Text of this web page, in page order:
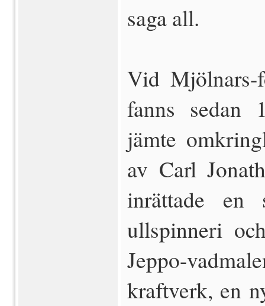
saga all.
Vid Mjölnars-
fanns sedan
jämte
av Carl
inrättade en
ullspinneri
Jeppo-
kraftverk, en